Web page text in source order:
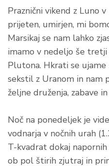
Praznični vikend z Luno
prijeten, umirjen, mi
Marsikaj se nam lahko
imamo v nedeljo še
Plutona. Hkrati se ujame
sekstil z Uranom in nam
željne druženja, zabave
Noč na ponedeljek je
vodnarja v nočnih urah
T-kvadrat dokaj
ob pol štirih zjutraj in